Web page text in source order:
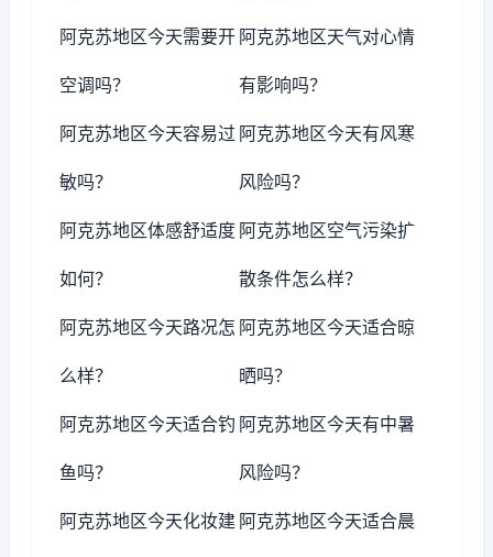
阿克苏地区今天需要开
空调吗？
阿克苏地区天气对心情
有影响吗？
阿克苏地区今天容易过
敏吗？
阿克苏地区今天有风寒
风险吗？
阿克苏地区体感舒适度
如何？
阿克苏地区空气污染扩
散条件怎么样？
阿克苏地区今天路况怎
么样？
阿克苏地区今天适合晾
晒吗？
阿克苏地区今天适合钓
鱼吗？
阿克苏地区今天有中暑
风险吗？
阿克苏地区今天化妆建 阿克苏地区今天适合晨